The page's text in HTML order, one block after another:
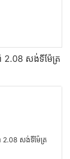
2.08 សង់ទីម៉ែត្រ